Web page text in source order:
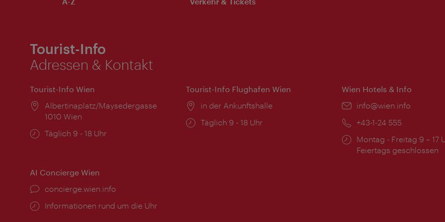
Tourist-Info
Adressen & Kontakt
Tourist-Info Wien
Ort:
Albertinaplatz/Maysedergasse
1010 Wien
Öffnungszeiten:
Täglich 9 - 18 Uhr
Tourist-Info Flughafen Wien
Ort:
in der Ankunftshalle
Öffnungszeiten:
Täglich 9 - 18 Uhr
Wien Hotels & Info
Email:
info@wien.info
Telefon:
+43-1-24 555
Öffnungszeiten:
Montag - Freitag 9 – 17
Feiertags geschlossen
AI Concierge Wien
Ort:
concierge.wien.info
Öffnungszeiten:
Informationen rund um die Uhr